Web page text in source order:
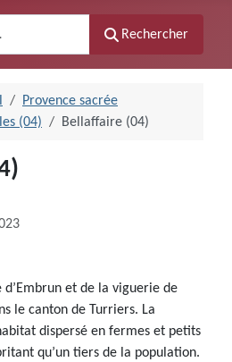
Rechercher
Provence sacrée
(04)
Bellaffaire (04)
d’Embrun et de la viguerie de
le canton de Turriers. La
dispersé en fermes et petits
qu’un tiers de la population.